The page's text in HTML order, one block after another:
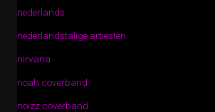
nederlands
nederlandstalige artiesten
nirvana
noah coverband
noizz coverband